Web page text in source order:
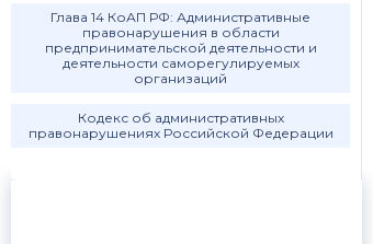
Глава 14 КоАП РФ: Административные
правонарушения в области
предпринимательской деятельности и
деятельности саморегулируемых
организаций
Кодекс об административных
правонарушениях Российской Федерации